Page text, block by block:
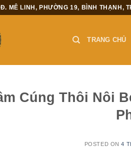
MÊ LINH, PHƯỜNG 19, BÌNH THẠNH,
TRANG CHỦ
Cúng Thôi Nôi
POSTED ON4